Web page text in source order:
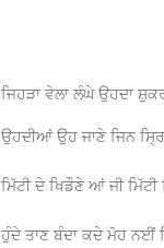
ਜਿਹੜਾ ਵੇਲਾ ਲੰਘੇ ਉਹਦਾ
ਉਹਦੀਆਂ ਉਹ ਜਾਣੇ ਜਿਨ
ਮਿੱਟੀ ਦੇ ਖਿਡੌਣੇ ਆਂ ਜੀ
ਹੁੰਦੇ ਤਾਣ ਬੰਦਾ ਕਦੇ ਮੋਹ ਨਈਂ